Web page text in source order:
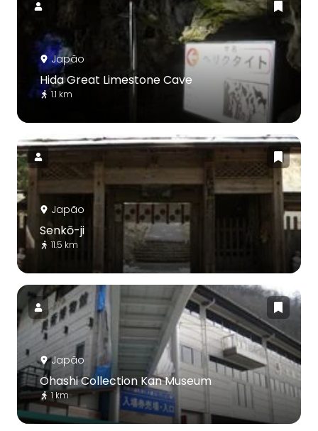
Japão
Hida Great Limestone Cave
1.1 km
Japão
Senkō-ji
11.5 km
Japão
Ohashi Collection Kan Museum
1 km